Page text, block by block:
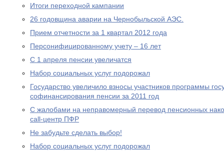
Итоги переходной кампании
26 годовщина аварии на Чернобыльской АЭС.
Прием отчетности за 1 квартал 2012 года
Персонифицированному учету – 16 лет
С 1 апреля пенсии увеличатся
Набор социальных услуг подорожал
Государство увеличило взносы участников программы
софинансирования пенсии за 2011 год
С жалобами на неправомерный перевод пенсионных
call-центр ПФР
Не забудьте сделать выбор!
Набор социальных услуг подорожал